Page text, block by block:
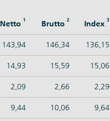
Netto 1 Brutto 2 Index 3
143,94 146,34 136,15
14,93 15,59 15,06
2,09 2,66 2,29
9,44 10,06 9,64